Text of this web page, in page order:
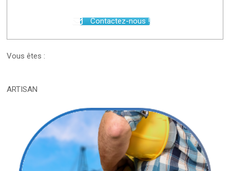
Contactez-nous !
Vous êtes :
ARTISAN